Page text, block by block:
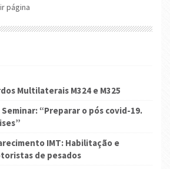
Multilaterais M324 e M325
Seminar: “Preparar o pós covid-19.
IMT: Habilitação e
de pesados